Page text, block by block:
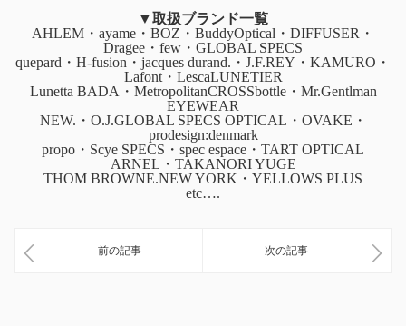
▼取扱ブランド一覧
AHLEM・ayame・BOZ・BuddyOptical・DIFFUSER・
Dragee・few・GLOBAL SPECS
quepard・H-fusion・jacques durand.・J.F.REY・KAMURO・
Lafont・LescaLUNETIER
Lunetta BADA・MetropolitanCROSSbottle・Mr.Gentlman
EYEWEAR
NEW.・O.J.GLOBAL SPECS OPTICAL・OVAKE・
prodesign:denmark
propo・Scye SPECS・spec espace・TART OPTICAL
ARNEL・TAKANORI YUGE
THOM BROWNE.NEW YORK・YELLOWS PLUS
etc….
前の記事 次の記事